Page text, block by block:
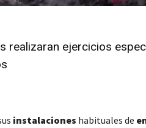
realizaran ejercicios
instalaciones habituales de